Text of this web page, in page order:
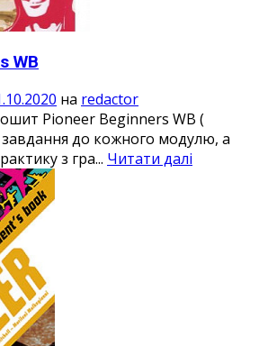
WB
на redactor
Pioneer Beginners WB (
до кожного модулю, а
з гра... Читати далі